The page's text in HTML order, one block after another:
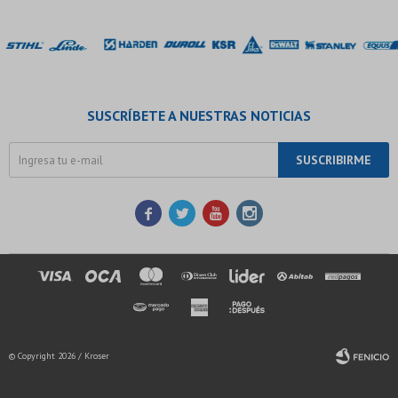
SUSCRÍBETE A NUESTRAS NOTICIAS
SUSCRIBIRME
   
© Copyright 2026 / Kroser